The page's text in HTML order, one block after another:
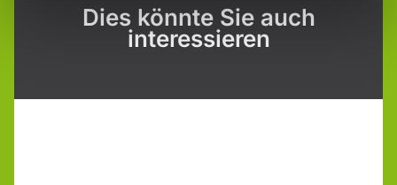
Dies könnte Sie auch
interessieren